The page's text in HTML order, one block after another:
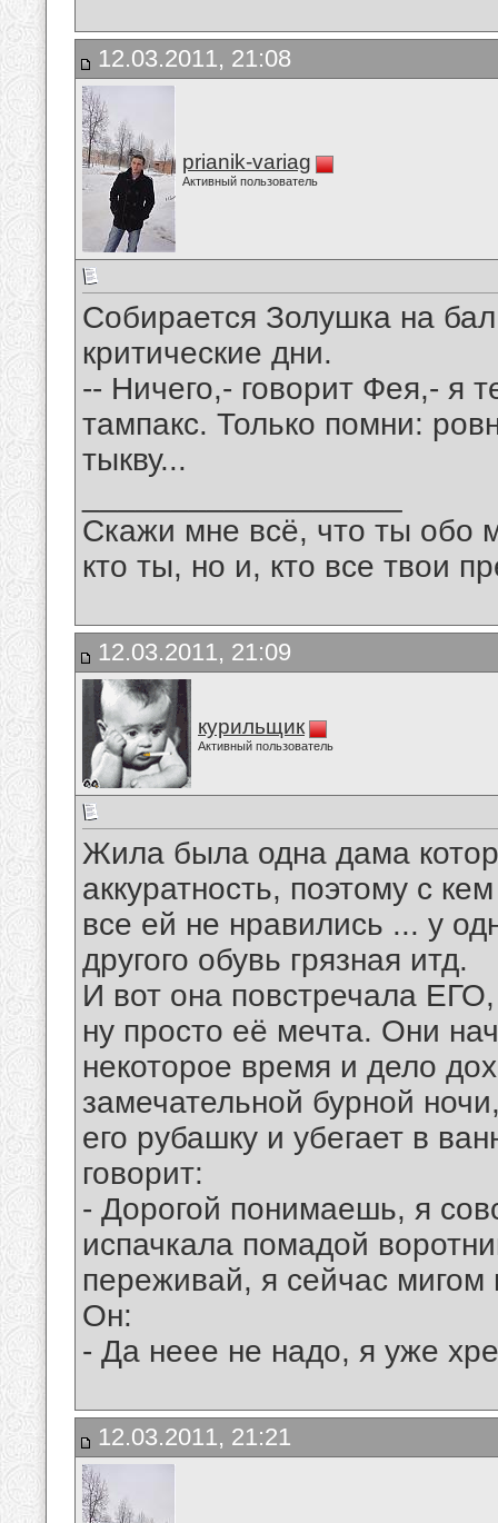
12.03.2011, 21:08
prianik-variag
Активный пользователь
Собирается Золушка на
критические дни.
-- Ничего,- говорит Фея,- я
тампакс. Только помни:
тыкву...
Скажи мне всё, что ты обо
кто ты, но и, кто все твои
12.03.2011, 21:09
курильщик
Активный пользователь
Жила была одна дама
аккуратность, поэтому с
все ей не нравились ... у
другого обувь грязная итд.
И вот она повстречала ЕГО,
ну просто её мечта. Они
некоторое время и дело
замечательной бурной
его рубашку и убегает в
говорит:
- Дорогой понимаешь, я
испачкала помадой
переживай, я сейчас мигом
Он:
- Да неее не надо, я уже
12.03.2011, 21:21